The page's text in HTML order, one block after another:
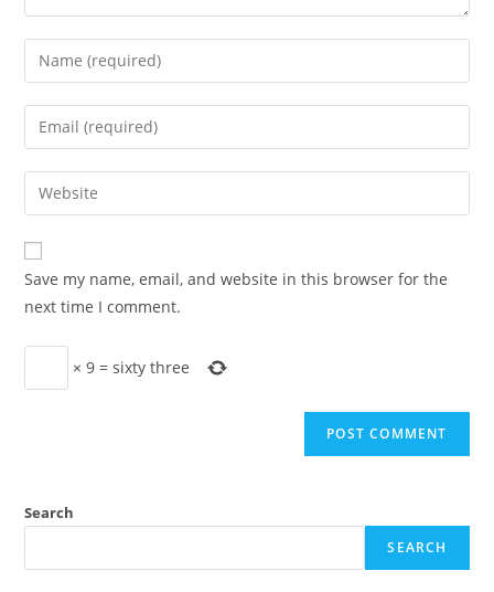
Enter
your
name
comment
Enter
your
email
address
comment
Enter
your
website
URL
(optional)
Save my name, email, and website in this browser for the
next time I comment.
×9 =sixty three
Search
SEARCH